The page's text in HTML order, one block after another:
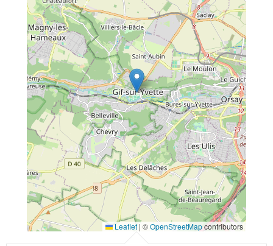
Leaflet | ©OpenStreetMapcontributors